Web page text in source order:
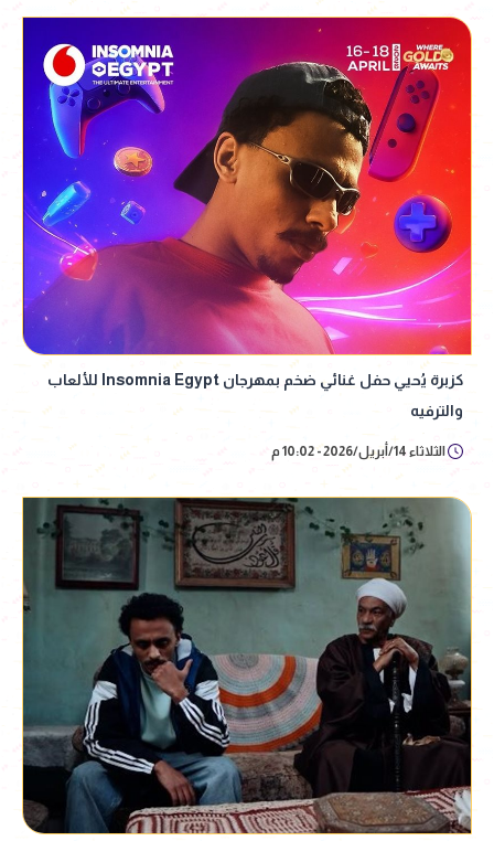
كزبرة يُحيي حفل غنائي ضخم بمهرجان Insomnia Egypt للألعاب
والترفيه
الثلاثاء 14/أبريل/2026 - 10:02 م